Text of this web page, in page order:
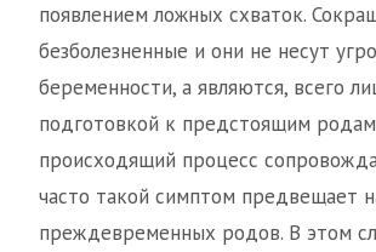
появлением ложных схваток.
безболезненные и они не несут
беременности, а являются, всего
подготовкой к предстоящим
происходящий процесс
часто такой симптом предвещает
преждевременных родов. В этом